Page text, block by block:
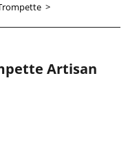
>
Artisan